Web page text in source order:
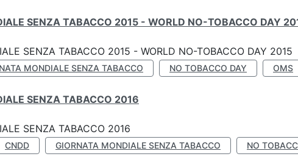
SENZA TABACCO 2015 - WORLD NO-TOBACCO DAY
SENZA TABACCO 2015 - WORLD NO-TOBACCO DAY 2015
MONDIALE SENZA TABACCO NO TOBACCO DAY OMS
SENZA TABACCO 2016
SENZA TABACCO 2016
CNDD GIORNATA MONDIALE SENZA TABACCO NO